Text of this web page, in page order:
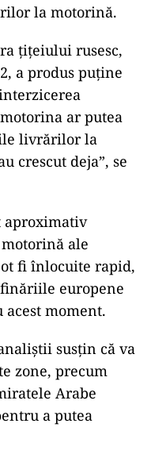
la motorină.
țițeiului rusesc,
a produs puține
ar putea
livrărilor la
crescut deja”, se
aproximativ
ale
fi înlocuite rapid,
europene
moment.
susțin că va
zone, precum
Arabe
a putea